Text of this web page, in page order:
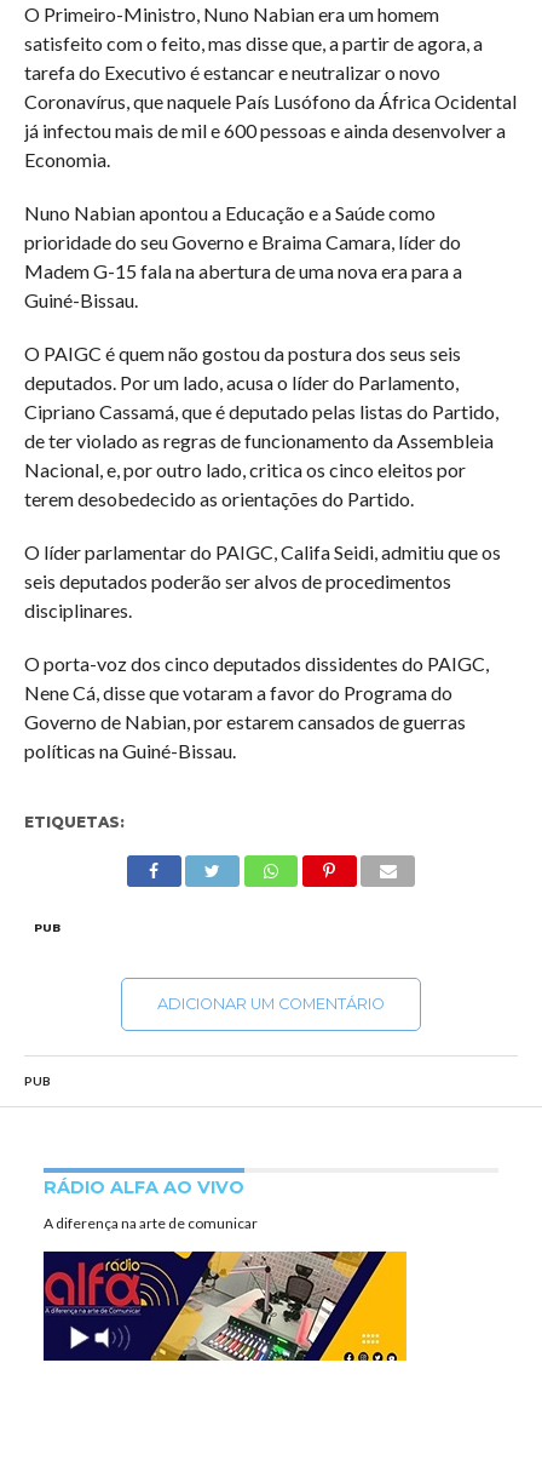
O Primeiro-Ministro, Nuno Nabian era um homem
satisfeito com o feito, mas disse que, a partir de agora, a
tarefa do Executivo é estancar e neutralizar o novo
Coronavírus, que naquele País Lusófono da África Ocidental
já infectou mais de mil e 600 pessoas e ainda desenvolver a
Economia.
Nuno Nabian apontou a Educação e a Saúde como
prioridade do seu Governo e Braima Camara, líder do
Madem G-15 fala na abertura de uma nova era para a
Guiné-Bissau.
O PAIGC é quem não gostou da postura dos seus seis
deputados. Por um lado, acusa o líder do Parlamento,
Cipriano Cassamá, que é deputado pelas listas do Partido,
de ter violado as regras de funcionamento da Assembleia
Nacional, e, por outro lado, critica os cinco eleitos por
terem desobedecido as orientações do Partido.
O líder parlamentar do PAIGC, Califa Seidi, admitiu que os
seis deputados poderão ser alvos de procedimentos
disciplinares.
O porta-voz dos cinco deputados dissidentes do PAIGC,
Nene Cá, disse que votaram a favor do Programa do
Governo de Nabian, por estarem cansados de guerras
políticas na Guiné-Bissau.
ETIQUETAS:
PUB
ADICIONAR UM COMENTÁRIO
PUB
RÁDIO ALFA AO VIVO
A diferença na arte de comunicar